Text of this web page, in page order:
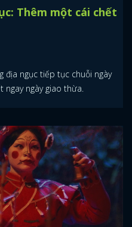
Thêm một cái chết
địa ngục tiếp tục chuỗi ngày
ngày giao thừa.